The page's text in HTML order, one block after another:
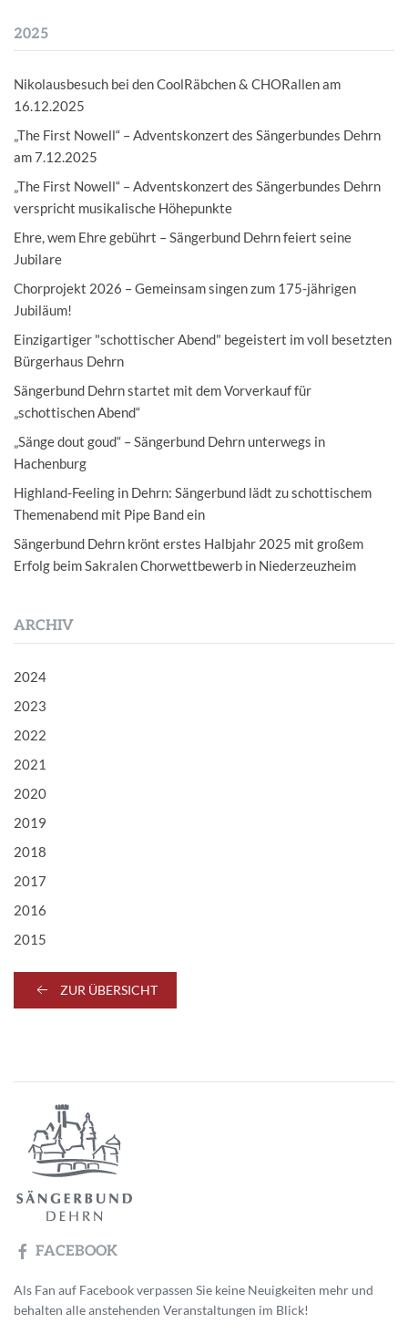
2025
Nikolausbesuch bei den CoolRäbchen & CHORallen am
16.12.2025
„The First Nowell“ – Adventskonzert des Sängerbundes Dehrn
am 7.12.2025
„The First Nowell“ – Adventskonzert des Sängerbundes Dehrn
verspricht musikalische Höhepunkte
Ehre, wem Ehre gebührt – Sängerbund Dehrn feiert seine
Jubilare
Chorprojekt 2026 – Gemeinsam singen zum 175-jährigen
Jubiläum!
Einzigartiger "schottischer Abend" begeistert im voll besetzten
Bürgerhaus Dehrn
Sängerbund Dehrn startet mit dem Vorverkauf für
„schottischen Abend“
„Sänge dout goud“ – Sängerbund Dehrn unterwegs in
Hachenburg
Highland-Feeling in Dehrn: Sängerbund lädt zu schottischem
Themenabend mit Pipe Band ein
Sängerbund Dehrn krönt erstes Halbjahr 2025 mit großem
Erfolg beim Sakralen Chorwettbewerb in Niederzeuzheim
ARCHIV
2024
2023
2022
2021
2020
2019
2018
2017
2016
2015
ZUR ÜBERSICHT
FACEBOOK
Als Fan auf Facebook verpassen Sie keine Neuigkeiten mehr und
behalten alle anstehenden Veranstaltungen im Blick!